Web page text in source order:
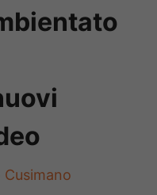
Cusimano